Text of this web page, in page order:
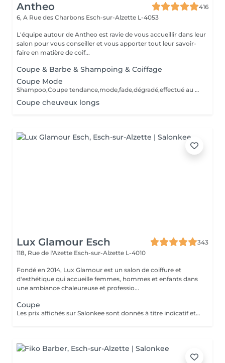
Antheo
416
6, A Rue des Charbons Esch-sur-Alzette L-4053
L'équipe autour de Antheo est ravie de vous accueillir dans leur
salon pour vous conseiller et vous apporter tout leur savoir-
faire en matière de coif...
Coupe & Barbe & Shampoing & Coiffage
Coupe Mode
Shampoo,Coupe tendance,mode,fade,dégradé,effectué au ciseaux /tondeuses,Shampoo,Styling,Produits de finition.Les outils sont désinfectés pour chaque service.
Coupe cheuveux longs
Lux Glamour Esch
343
118, Rue de l'Azette Esch-sur-Alzette L-4010
Fondé en 2014, Lux Glamour est un salon de coiffure et
d'esthétique qui accueille femmes, hommes et enfants dans
une ambiance chaleureuse et professio...
Coupe
Les prix affichés sur Salonkee sont donnés à titre indicatif et correspondent aux tarifs de base. La coupe est une prestation indépendante et n'inclut ni le lavage ni le brushing. Un diagnostic personnalisé sera réalisé lors de votre arrivée afin de vous conseiller au mieux en fonction de vos envies, de votre type de cheveux et du résultat souhaité. Dans tous les cas, un devis détaillé vous sera communiqué avant toute prestation complémentaire, réalisée uniquement avec votre accord.